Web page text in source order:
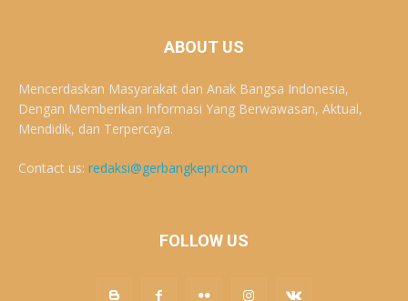
ABOUT US
Mencerdaskan Masyarakat dan Anak Bangsa Indonesia,
Dengan Memberikan Informasi Yang Berwawasan, Aktual,
Mendidik, dan Terpercaya.
Contact us: redaksi@gerbangkepri.com
FOLLOW US